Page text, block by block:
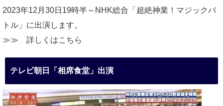
2023年12月30日19時半～NHK総合「超絶神業！マジックバ
トル」に出演します。
≫≫ 詳しくはこちら
テレビ朝日「相席食堂」出演